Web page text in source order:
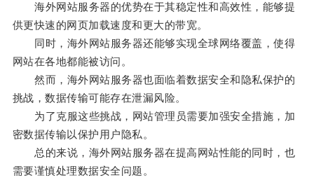
海外网站服务器的优势在于其稳定性和高效性，能够提
供更快速的网页加载速度和更大的带宽。
同时，海外网站服务器还能够实现全球网络覆盖，使得
网站在各地都能被访问。
然而，海外网站服务器也面临着数据安全和隐私保护的
挑战，数据传输可能存在泄漏风险。
为了克服这些挑战，网站管理员需要加强安全措施，加
密数据传输以保护用户隐私。
总的来说，海外网站服务器在提高网站性能的同时，也
需要谨慎处理数据安全问题。